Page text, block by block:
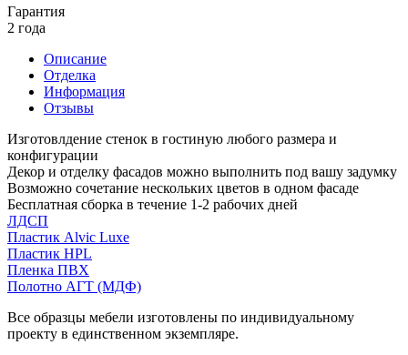
Гарантия
2 года
Описание
Отделка
Информация
Отзывы
Изготовлдение стенок в гостиную любого размера и
конфигурации
Декор и отделку фасадов можно выполнить под вашу задумку
Возможно сочетание нескольких цветов в одном фасаде
Бесплатная сборка в течение 1-2 рабочих дней
ЛДСП
Пластик Alvic Luxe
Пластик HPL
Пленка ПВХ
Полотно АГТ (МДФ)
Все образцы мебели изготовлены по индивидуальному
проекту в единственном экземпляре.